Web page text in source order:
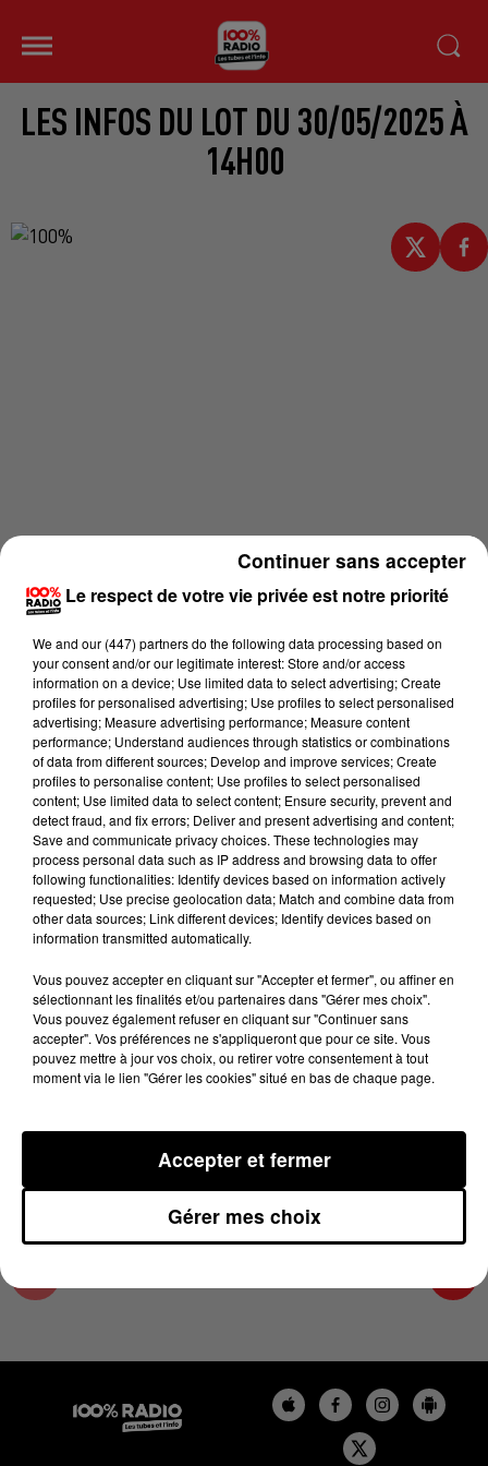
LES INFOS DU LOT DU 30/05/2025 À
14H00
Lecture (2 min 22 sec)
100%
100% Radio les infos du Lot
30 mai 2025 - 2 min 22 sec
LES INFOS DU LOT DU 30/05/2025 À 14H00
30/05/2025
Le respect de votre vie privée est notre priorité
We and our (447) partnersdo the following data processing based on
your consent and/or our legitimate interest: Store and/or access
information on a device; Use limited data to select advertising; Create
profiles for personalised advertising; Use profiles to select personalised
advertising; Measure advertising performance; Measure content
performance; Understand audiences through statistics or combinations
of data from different sources; Develop and improve services; Create
profiles to personalise content; Use profiles to select personalised
content; Use limited data to select content; Ensure security, prevent and
detect fraud, and fix errors; Deliver and present advertising and content;
Save and communicate privacy choices. These technologies may
process personal data such as IP address and browsing data to offer
following functionalities: Identify devices based on information actively
requested; Use precise geolocation data; Match and combine data from
other data sources; Link different devices; Identify devices based on
information transmitted automatically.
Vous pouvez accepter en cliquant sur "Accepter et fermer", ou affiner en
sélectionnant les finalités et/ou partenaires dans "Gérer mes choix".
Vous pouvez également refuser en cliquant sur "Continuer sans
accepter". Vos préférences ne s'appliqueront que pour ce site. Vous
pouvez mettre à jour vos choix, ou retirer votre consentement à tout
moment via le lien "Gérer les cookies" situé en bas de chaque page.
Gérer mes choix
Accepter et fermer
Continuer sans accepter